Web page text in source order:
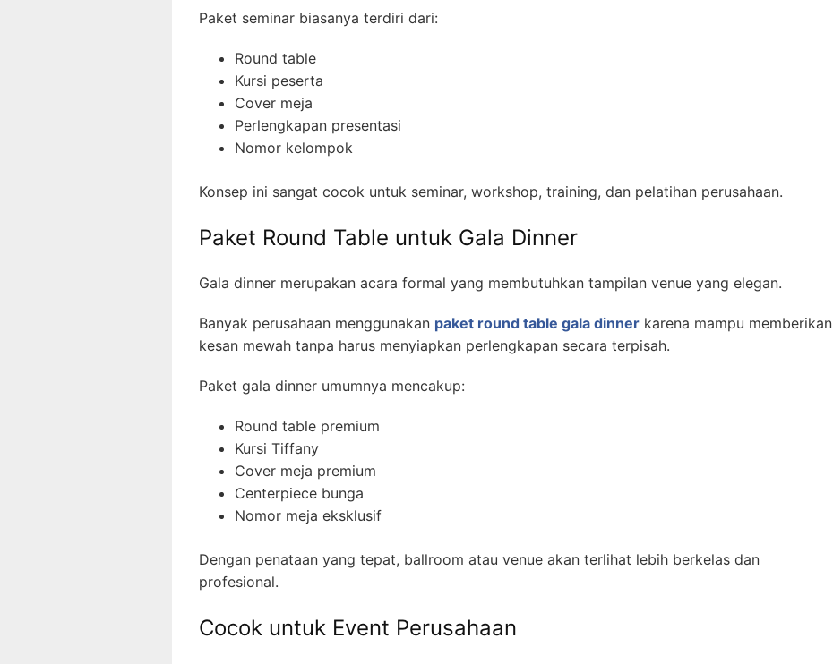
Paket seminar biasanya terdiri dari:
Round table
Kursi peserta
Cover meja
Perlengkapan presentasi
Nomor kelompok
Konsep ini sangat cocok untuk seminar, workshop, training, dan pelatihan perusahaan.
Paket Round Table untuk Gala Dinner
Gala dinner merupakan acara formal yang membutuhkan tampilan venue yang elegan.
Banyak perusahaan menggunakan paket round table gala dinner karena mampu memberikan
kesan mewah tanpa harus menyiapkan perlengkapan secara terpisah.
Paket gala dinner umumnya mencakup:
Round table premium
Kursi Tiffany
Cover meja premium
Centerpiece bunga
Nomor meja eksklusif
Dengan penataan yang tepat, ballroom atau venue akan terlihat lebih berkelas dan
profesional.
Cocok untuk Event Perusahaan